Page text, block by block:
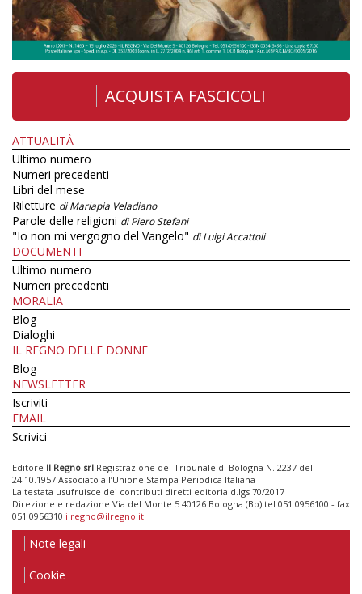
ACQUISTA FASCICOLI
ATTUALITÀ
Ultimo numero
Numeri precedenti
Libri del mese
Riletture di Mariapia Veladiano
Parole delle religioni di Piero Stefani
"Io non mi vergogno del Vangelo" di Luigi Accattoli
DOCUMENTI
Ultimo numero
Numeri precedenti
MORALIA
Blog
Dialoghi
IL REGNO DELLE DONNE
Blog
NEWSLETTER
Iscriviti
EMAIL
Scrivici
Editore Il Regno srl Registrazione del Tribunale di Bologna N. 2237 del
24.10.1957 Associato all’Unione Stampa Periodica Italiana
La testata usufruisce dei contributi diretti editoria d.lgs 70/2017
Direzione e redazione Via del Monte 5 40126 Bologna (Bo) tel 051 0956100 - fax
051 0956310 ilregno@ilregno.it
Note legali
Cookie